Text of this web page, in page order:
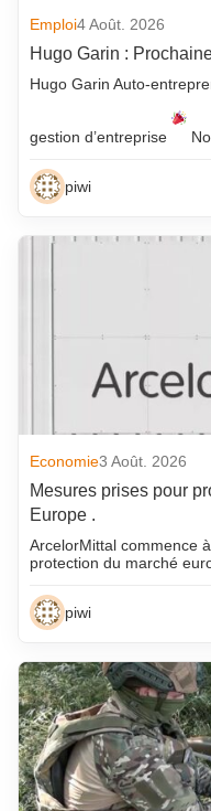
Emploi4 Août. 2026
Hugo Garin :
Hugo Garin Auto-
gestion d’entreprise
piwi
Economie3 Août. 2026
Mesures prises pour
Europe .
ArcelorMittal commence
protection du marché
piwi